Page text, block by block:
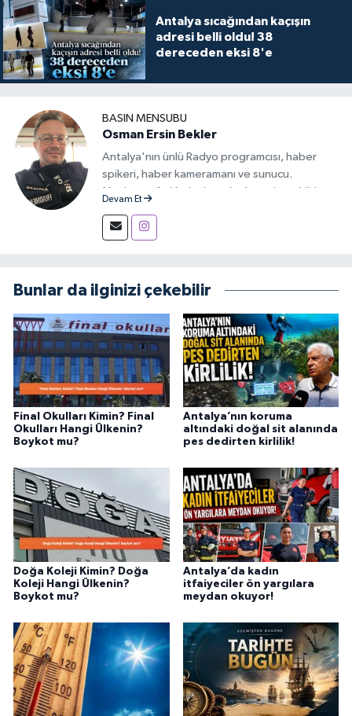
Antalya sıcağından kaçışın
adresi belli oldu! 38
dereceden eksi 8'e
BASIN MENSUBU
Osman Ersin Bekler
Antalya'nın ünlü Radyo programcısı, haber
spikeri, haber kameramanı ve sunucu.
Medyanın farklı alanlarında deneyim sahibi,
yayıncı.
Devam Et
Bunlar da ilginizi çekebilir
Final Okulları Kimin? Final
Okulları Hangi Ülkenin?
Boykot mu?
Antalya’nın koruma
altındaki doğal sit alanında
pes dedirten kirlilik!
Doğa Koleji Kimin? Doğa
Koleji Hangi Ülkenin?
Boykot mu?
Antalya’da kadın
itfaiyeciler ön yargılara
meydan okuyor!